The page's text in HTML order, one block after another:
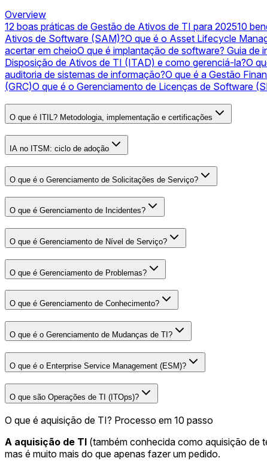
Overview
12 boas práticas de Gestão de Ativos de TI para 202510
Ativos de Software (SAM)?O que é o Asset Lifecycle
acertar em cheioO que é implantação de software? Guia de
Disposição de Ativos de TI (ITAD) e como gerenciá-la?O
auditoria de sistemas de informação?O que é a Gestão
(GRC)O que é o Gerenciamento de Licenças de Software
O que é ITIL? Metodologia, implementação e certificações
IA no ITSM: ciclo de adoção
O que é o Gerenciamento de Solicitações de Serviço?
O que é Gerenciamento de Incidentes?
O que é Gerenciamento de Nível de Serviço?
O que é Gerenciamento de Problemas?
O que é Gerenciamento de Conhecimento?
O que é o Gerenciamento de Mudanças de TI?
O que é o Enterprise Service Management (ESM)?
O que são Operações de TI (ITOps)?
O que é aquisição de TI? Processo em 10 passo
A aquisição de TI (também conhecida como aquisição de
mas é muito mais do que apenas fazer um pedido.